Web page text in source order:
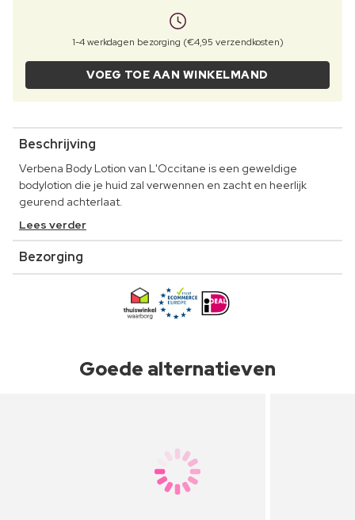
1-4 werkdagen bezorging (€4,95 verzendkosten)
VOEG TOE AAN WINKELMAND
Beschrijving
Verbena Body Lotion van L'Occitane is een geweldige
bodylotion die je huid zal verwennen en zacht en heerlijk
geurend achterlaat.
Lees verder
Bezorging
Goede alternatieven